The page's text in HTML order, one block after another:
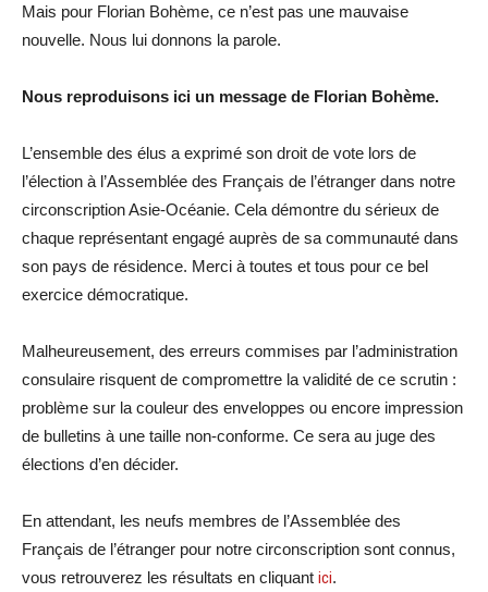
Mais pour Florian Bohème, ce n’est pas une mauvaise
nouvelle. Nous lui donnons la parole.
Nous reproduisons ici un message de Florian Bohème.
L’ensemble des élus a exprimé son droit de vote lors de
l’élection à l’Assemblée des Français de l’étranger dans notre
circonscription Asie-Océanie. Cela démontre du sérieux de
chaque représentant engagé auprès de sa communauté dans
son pays de résidence. Merci à toutes et tous pour ce bel
exercice démocratique.
Malheureusement, des erreurs commises par l’administration
consulaire risquent de compromettre la validité de ce scrutin :
problème sur la couleur des enveloppes ou encore impression
de bulletins à une taille non-conforme. Ce sera au juge des
élections d’en décider.
En attendant, les neufs membres de l’Assemblée des
Français de l’étranger pour notre circonscription sont connus,
vous retrouverez les résultats en cliquant ici.